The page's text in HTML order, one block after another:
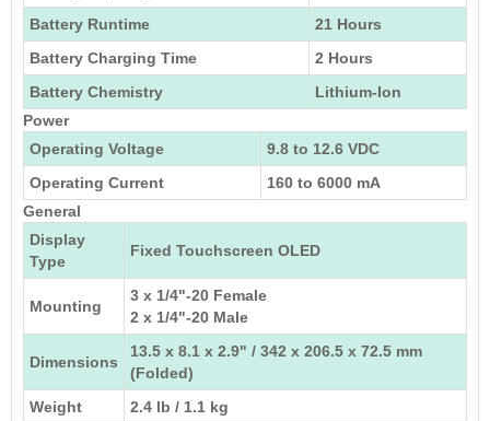
Battery Runtime
21 Hours
Battery Charging Time
2 Hours
Battery Chemistry
Lithium-Ion
Power
Operating Voltage
9.8 to 12.6 VDC
Operating Current
160 to 6000 mA
General
Display
Type
Fixed Touchscreen OLED
Mounting
3 x 1/4"-20 Female
2 x 1/4"-20 Male
Dimensions
13.5 x 8.1 x 2.9" / 342 x 206.5 x 72.5 mm
(Folded)
Weight
2.4 lb / 1.1 kg